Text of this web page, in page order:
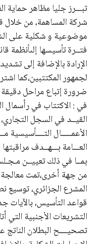
تبـــرز جليا مظاهر
شركة المساهمة، من
موضوعية و شكلية على
فتــرة تأسيسها إلىأنظمة
الإرادة بالإضافة إلى
لجمهور المكتتبين،كما
ضرورة إتباع مراحل
في : الاكتتاب في رأسمال
القيــد في السجل التجاري،
الأعمـــــال التــــأسيسية
العـــامة بـــهــدف
بمــا في ذلك تعييــن
من جهة أخرى،تمت معالجة
المشرع الجزائري، توسيع
قواعد التأسيس، بالآيات
التشريعات الأجنبية التي
تصحيــــح البطلان